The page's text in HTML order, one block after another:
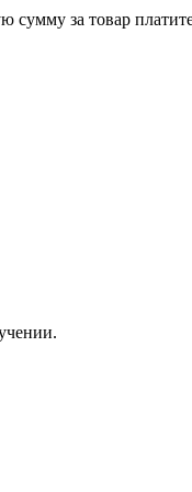
сумму за товар